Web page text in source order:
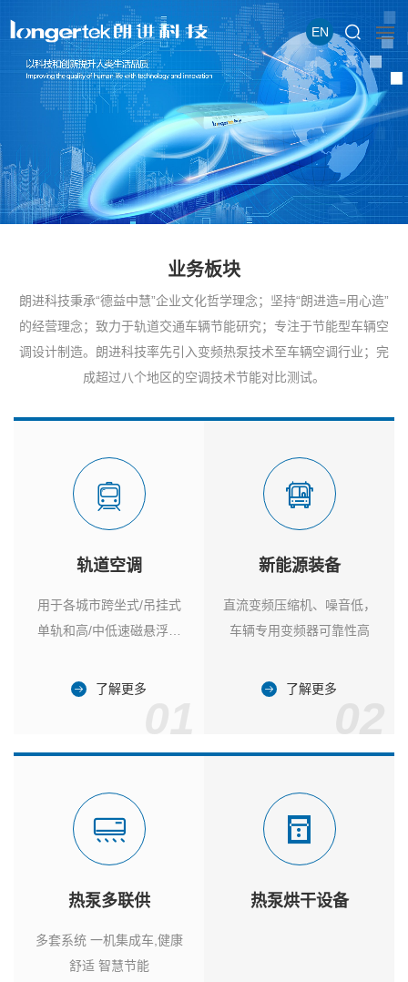
EN
业务板块
朗进科技秉承“德益中慧”企业文化哲学理念；坚持“朗进造=用心造”
的经营理念；致力于轨道交通车辆节能研究；专注于节能型车辆空
调设计制造。朗进科技率先引入变频热泵技术至车辆空调行业；完
成超过八个地区的空调技术节能对比测试。
轨道空调
用于各城市跨坐式/吊挂式
单轨和高/中低速磁悬浮列
了解更多
新能源装备
直流变频压缩机、噪音低，
车辆专用变频器可靠性高
了解更多
热泵多联供
多套系统 一机集成车,健康
舒适 智慧节能
热泵烘干设备